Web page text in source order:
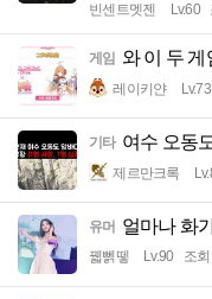
빈센트멧젠 Lv.60
게임 와 이 두 게
레이키얀 Lv.73
기타 여수 오동
제르만크록
유머 얼마나 화
꿻뻵뗗 Lv.90 조